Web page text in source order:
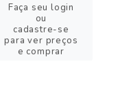
Faça seu login
ou
cadastre-se
para ver preços
e comprar